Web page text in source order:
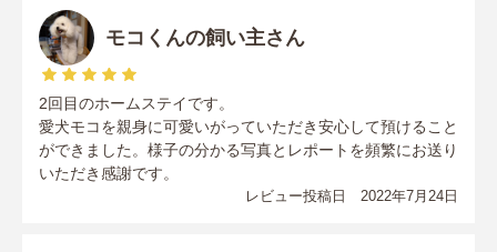
モコくんの飼い主さん
2回目のホームステイです。
愛犬モコを親身に可愛いがっていただき安心して預けること
ができました。様子の分かる写真とレポートを頻繁にお送り
いただき感謝です。
レビュー投稿日 2022年7月24日